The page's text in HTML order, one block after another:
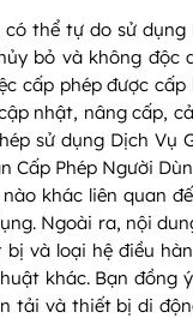
thể tự do sử
bỏ và không độc
cấp phép được
nhật, nâng cấp,
sử dụng Dịch Vụ
Phép Người
khác liên quan
Ngoài ra, nội
và loại hệ điều
khác. Bạn
tải và thiết bị di